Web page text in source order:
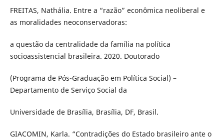
FREITAS, Nathália. Entre a “razão” econômica neoliberal e
as moralidades neoconservadoras:
a questão da centralidade da família na política
socioassistencial brasileira. 2020. Doutorado
(Programa de Pós-Graduação em Política Social) –
Departamento de Serviço Social da
Universidade de Brasília, Brasília, DF, Brasil.
GIACOMIN, Karla. “Contradições do Estado brasileiro ante o